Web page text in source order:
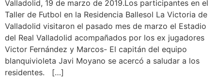
Valladolid, 19 de marzo de 2019.Los participantes en el
Taller de Futbol en la Residencia Ballesol La Victoria de
Valladolid visitaron el pasado mes de marzo el Estadio
del Real Valladolid acompañados por los ex jugadores
Victor Fernández y Marcos- El capitán del equipo
blanquivioleta Javi Moyano se acercó a saludar a los
residentes. […]